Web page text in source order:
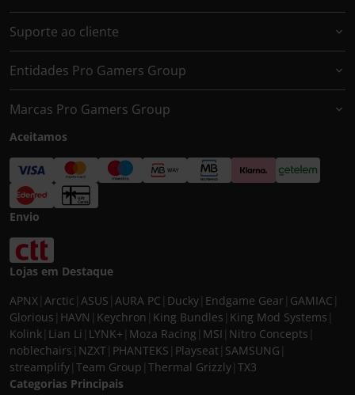
Suporte ao cliente
Entidades Pro Gamers Group
Marcas Pro Gamers Group
Aceitamos
Envio
Lojas em Destaque
APNX Arctic ASUS AURA PC Ducky Endgame Gear GAMIAC
Glorious HAVN Keychron King Bundles King Mod Systems
Kolink Lian Li LYNK+ Moza Racing MSI Nitro Concepts
noblechairs NZXT PHANTEKS Playseat SAMSUNG
streamplify Team Group Thermal Grizzly TX3
Categorias Principais